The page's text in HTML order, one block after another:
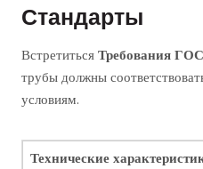
Стандарты
Встретиться Требования
трубы должны
условиям.
Технические